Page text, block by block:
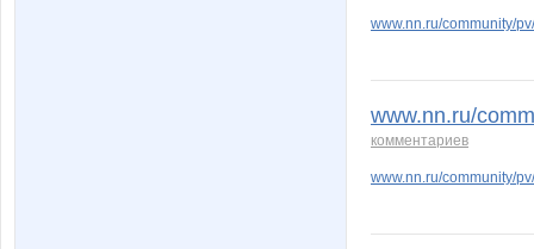
www.nn.ru/community/
www.nn.ru/
комментариев
www.nn.ru/community/